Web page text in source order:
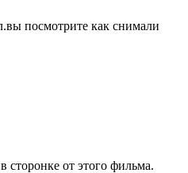
посмотрите как снимали
сторонке от этого фильма.